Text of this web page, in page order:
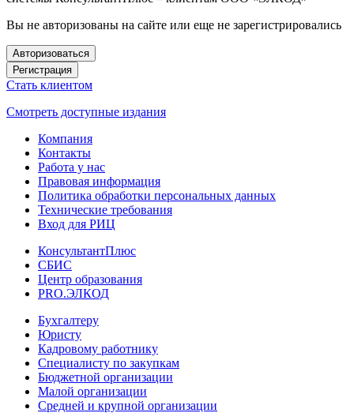
Вы не авторизованы на сайте или еще не зарегистрировались
Авторизоваться
Регистрация
Стать клиентом
Смотреть доступные издания
Компания
Контакты
Работа у нас
Правовая информация
Политика обработки персональных данных
Технические требования
Вход для РИЦ
КонсультантПлюс
СБИС
Центр образования
PRO.ЭЛКОД
Бухгалтеру
Юристу
Кадровому работнику
Специалисту по закупкам
Бюджетной организации
Малой организации
Средней и крупной организации